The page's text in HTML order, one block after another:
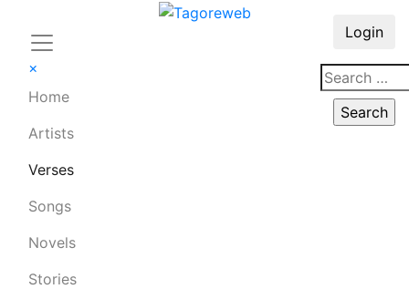
×
Home
Artists
Verses
Songs
Novels
Stories
Login